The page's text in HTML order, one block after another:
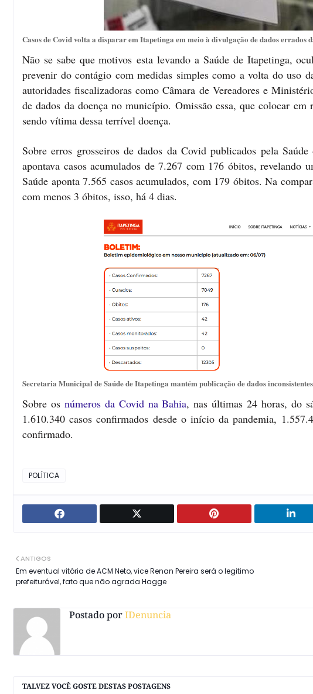
Casos de Covid volta a disparar em Itapetinga em meio à divulgação de dados errados
Não se sabe que motivos esta levando a Saúde de Itapetinga,
prevenir do contágio com medidas simples como a volta do uso
autoridades fiscalizadoras como Câmara de Vereadores e
de dados da doença no município. Omissão essa, que colocar
sendo vítima dessa terrível doença.
Sobre erros grosseiros de dados da Covid publicados pela
apontava casos acumulados de 7.267 com 176 óbitos, revelando
Saúde aponta 7.565 casos acumulados, com 179 óbitos. Na
com menos 3 óbitos, isso, há 4 dias.
Secretaria Municipal de Saúde de Itapetinga mantém publicação de dados
Sobre os números da Covid na Bahia, nas últimas 24 horas, do
1.610.340 casos confirmados desde o início da pandemia,
confirmado.
POLÍTICA
ANTIGOS
Em eventual vitória de ACM Neto, vice Renan Pereira será o legitimo
prefeiturável, fato que não agrada Hagge
Postado porIDenuncia
TALVEZ VOCÊ GOSTE DESTAS POSTAGENS